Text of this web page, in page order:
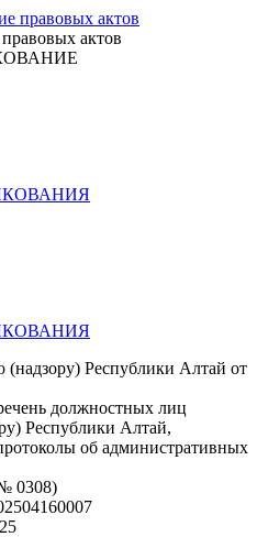
актов
Республики Алтай от
должностных лиц
Республики Алтай,
об административных
0308)